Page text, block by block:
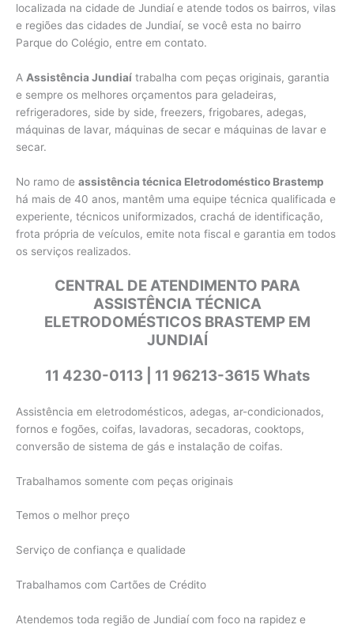
localizada na cidade de Jundiaí e atende todos os bairros, vilas
e regiões das cidades de Jundiaí, se você esta no bairro
Parque do Colégio, entre em contato.
A Assistência Jundiaí trabalha com peças originais, garantia
e sempre os melhores orçamentos para geladeiras,
refrigeradores, side by side, freezers, frigobares, adegas,
máquinas de lavar, máquinas de secar e máquinas de lavar e
secar.
No ramo de assistência técnica Eletrodoméstico Brastemp
há mais de 40 anos, mantêm uma equipe técnica qualificada e
experiente, técnicos uniformizados, crachá de identificação,
frota própria de veículos, emite nota fiscal e garantia em todos
os serviços realizados.
CENTRAL DE ATENDIMENTO PARA
ASSISTÊNCIA TÉCNICA
ELETRODOMÉSTICOS BRASTEMP EM
JUNDIAÍ
11 4230-0113 | 11 96213-3615 Whats
Assistência em eletrodomésticos, adegas, ar-condicionados,
fornos e fogões, coifas, lavadoras, secadoras, cooktops,
conversão de sistema de gás e instalação de coifas.
Trabalhamos somente com peças originais
Temos o melhor preço
Serviço de confiança e qualidade
Trabalhamos com Cartões de Crédito
Atendemos toda região de Jundiaí com foco na rapidez e